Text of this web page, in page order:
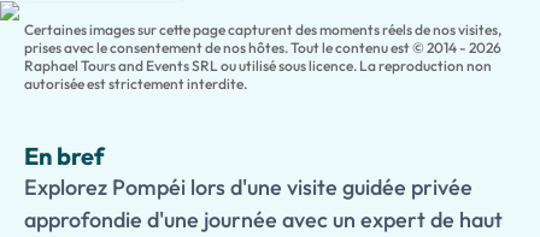
Avec un
Certaines images sur cette page capturent des moments réels de nos visites,
prises avec le consentement de nos hôtes. Tout le contenu est © 2014 - 2026
Raphael Tours and Events SRL ou utilisé sous licence. La reproduction non
autorisée est strictement interdite.
En bref
Explorez Pompéi lors d'une visite guidée privée
approfondie d'une journée avec un expert de haut